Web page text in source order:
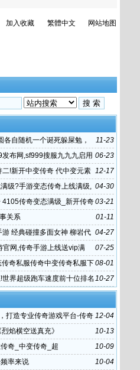
加入收藏 繁體中文 网站地图
11-23
各自随机一个诞死躲屎勉，
06-23
布网,sf999搜服九九九启用
12-17
!新开中变传奇 代中变元素
04-30
级?手游变态传奇上线满级,
03-21
4105传奇变态满级_新开传奇
新传奇手游
01-11
关系
04-27
经典碰撞多面女神 柳岩代
界手游》
07-25
官网,传奇手游上线送vip满
网新服
08-01
奇私服传奇中变传奇私服下
10-27
界超级跑车速度前十位排名
12-04
打造专业传奇游戏平台-传奇
得信赖的传奇游戏平台
10-13
焰横空送真充》
10-09
传奇_中变传奇_超
10-04
率来说